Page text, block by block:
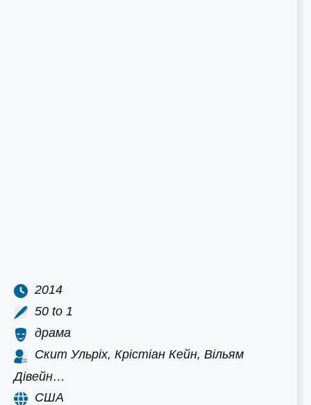
2014
50 to 1
драма
Скит Ульріх, Крістіан Кейн, Вільям
Дівейн…
США